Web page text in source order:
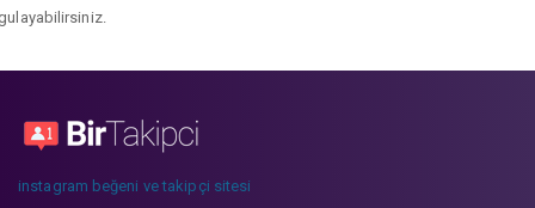
instagram beğeni ve takipçi sitesi